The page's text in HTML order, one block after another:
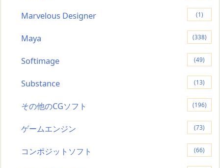
Marvelous Designer (1)
Maya (338)
Softimage (49)
Substance (13)
その他のCGソフト (196)
ゲームエンジン (73)
コンポジットソフト (66)